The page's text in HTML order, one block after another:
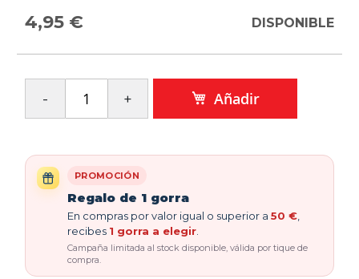
4,95 € DISPONIBLE
Añadir
PROMOCIÓN
Regalo de 1 gorra
En compras por valor igual o superior a 50 €
recibes 1 gorra a elegir
Campaña limitada al stock disponible, válida por tique de
compra.